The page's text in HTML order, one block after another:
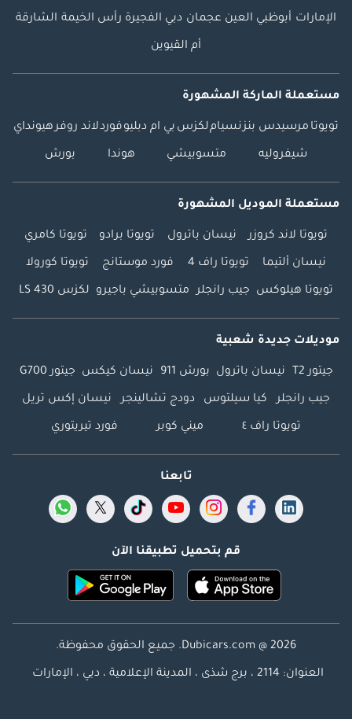
الإمارات أبوظبي العين عجمان دبي الفجيرة رأس الخيمة الشارقة
أم القيوين
مستعملة الماركة المشهورة
تويوتا مرسيدس بنزنسياملكزس بي ام دبليوفوردلاند روفرهيونداي
شيفروليه متسوبيشي هوندا بورش
مستعملة الموديل المشهورة
تويوتا لاند كروزر نيسان باترول تويوتا برادو تويوتا كامري
نيسان ألتيما تويوتا راف 4 فورد موستانج تويوتا كورولا
تويوتا هيلوكس جيب رانجلر متسوبيشي باجيرو لكزس LS 430
موديلات جديدة شعبية
جيتور T2 نيسان باترول بورش 911 نيسان كيكس جيتور G700
جيب رانجلر كيا سيلتوس دودج تشالينجر نيسان إكس تريل
تويوتا راف ٤ ميني كوبر فورد تيريتوري
تابعنا
قم بتحميل تطبيقنا الآن
Dubicars.com @ 2026. جميع الحقوق محفوظة.
العنوان: 2114 ، برج شذى ، المدينة الإعلامية ، دبي ، الإمارات